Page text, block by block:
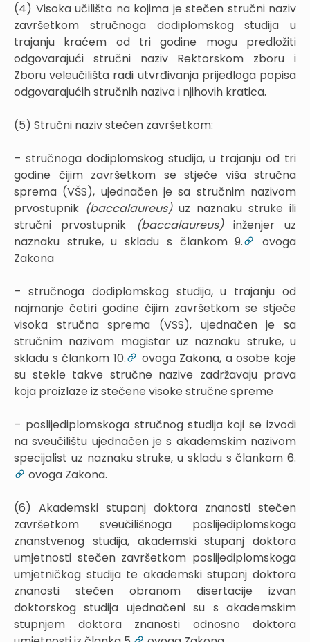
(4) Visoka učilišta na kojima je stečen stručni naziv
završetkom stručnoga dodiplomskog studija u
trajanju kraćem od tri godine mogu predložiti
odgovarajući stručni naziv Rektorskom zboru i
Zboru veleučilišta radi utvrđivanja prijedloga popisa
odgovarajućih stručnih naziva i njihovih kratica.
(5) Stručni naziv stečen završetkom:
– stručnoga dodiplomskog studija, u trajanju od tri
godine čijim završetkom se stječe viša stručna
sprema (VŠS), ujednačen je sa stručnim nazivom
prvostupnik (baccalaureus) uz naznaku struke ili
stručni prvostupnik
(baccalaureus) inženjer uz
naznaku struke, u skladu s člankom 9.
ovoga
Zakona
– stručnoga dodiplomskog studija, u trajanju od
najmanje četiri godine čijim završetkom se stječe
visoka stručna sprema (VSS), ujednačen je sa
stručnim nazivom magistar uz naznaku struke, u
skladu s člankom 10.
ovoga Zakona, a osobe koje
su stekle takve stručne nazive zadržavaju prava
koja proizlaze iz stečene visoke stručne spreme
– poslijediplomskoga stručnog studija koji se izvodi
na sveučilištu ujednačen je s akademskim nazivom
specijalist uz naznaku struke, u skladu s člankom 6.
ovoga Zakona.
(6) Akademski stupanj doktora znanosti stečen
završetkom sveučilišnoga poslijediplomskoga
znanstvenog studija, akademski stupanj doktora
umjetnosti stečen završetkom poslijediplomskoga
umjetničkog studija te akademski stupanj doktora
znanosti stečen obranom disertacije izvan
doktorskog studija ujednačeni su s akademskim
stupnjem doktora znanosti odnosno doktora